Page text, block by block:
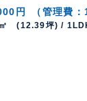
円
（管理費
(12.39坪) /